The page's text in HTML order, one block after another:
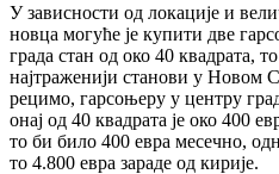
У зависности од локације и
новца могуће је купити две
града стан од око 40 квадрата,
најтраженији станови у Новом
рецимо, гарсоњеру у центру
онај од 40 квадрата је око 400
то би било 400 евра месечно,
то 4.800 евра зараде од кирије.